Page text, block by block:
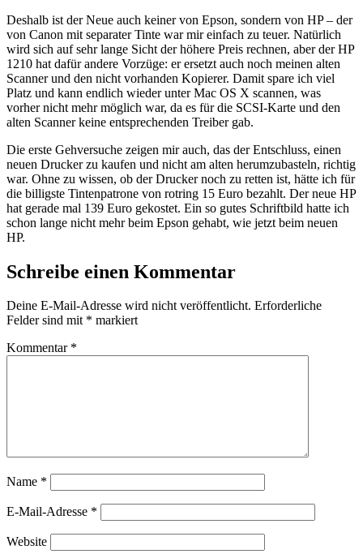
Deshalb ist der Neue auch keiner von Epson, sondern von HP – der
von Canon mit separater Tinte war mir einfach zu teuer. Natürlich
wird sich auf sehr lange Sicht der höhere Preis rechnen, aber der HP
1210 hat dafür andere Vorzüge: er ersetzt auch noch meinen alten
Scanner und den nicht vorhanden Kopierer. Damit spare ich viel
Platz und kann endlich wieder unter Mac OS X scannen, was
vorher nicht mehr möglich war, da es für die SCSI-Karte und den
alten Scanner keine entsprechenden Treiber gab.
Die erste Gehversuche zeigen mir auch, das der Entschluss, einen
neuen Drucker zu kaufen und nicht am alten herumzubasteln, richtig
war. Ohne zu wissen, ob der Drucker noch zu retten ist, hätte ich für
die billigste Tintenpatrone von rotring 15 Euro bezahlt. Der neue HP
hat gerade mal 139 Euro gekostet. Ein so gutes Schriftbild hatte ich
schon lange nicht mehr beim Epson gehabt, wie jetzt beim neuen
HP.
Schreibe einen Kommentar
Deine E-Mail-Adresse wird nicht veröffentlicht. Erforderliche
Felder sind mit * markiert
Kommentar *
Name *
E-Mail-Adresse *
Website